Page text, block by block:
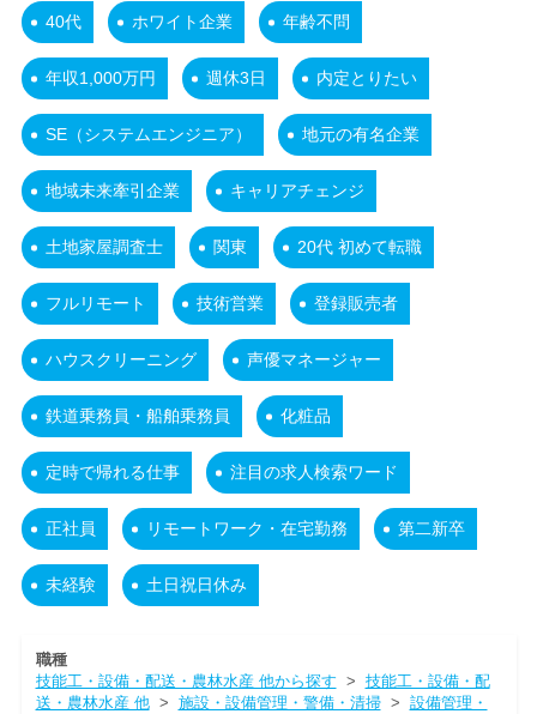
40代 ホワイト企業 年齢不問
年収1,000万円 週休3日 内定とりたい
SE（システムエンジニア） 地元の有名企業
地域未来牽引企業 キャリアチェンジ
土地家屋調査士 関東 20代 初めて転職
フルリモート 技術営業 登録販売者
ハウスクリーニング 声優マネージャー
鉄道乗務員・船舶乗務員 化粧品
定時で帰れる仕事 注目の求人検索ワード
正社員 リモートワーク・在宅勤務 第二新卒
未経験 土日祝日休み
職種
技能工・設備・配送・農林水産 他から探す > 技能工・設備・配
送・農林水産 他> 施設・設備管理・警備・清掃> 設備管理・